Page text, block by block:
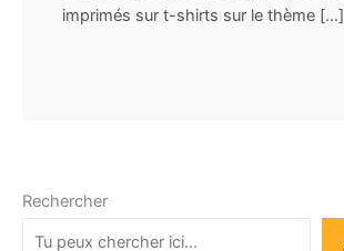
imprimés sur t-shirts sur le thème […]
Rechercher